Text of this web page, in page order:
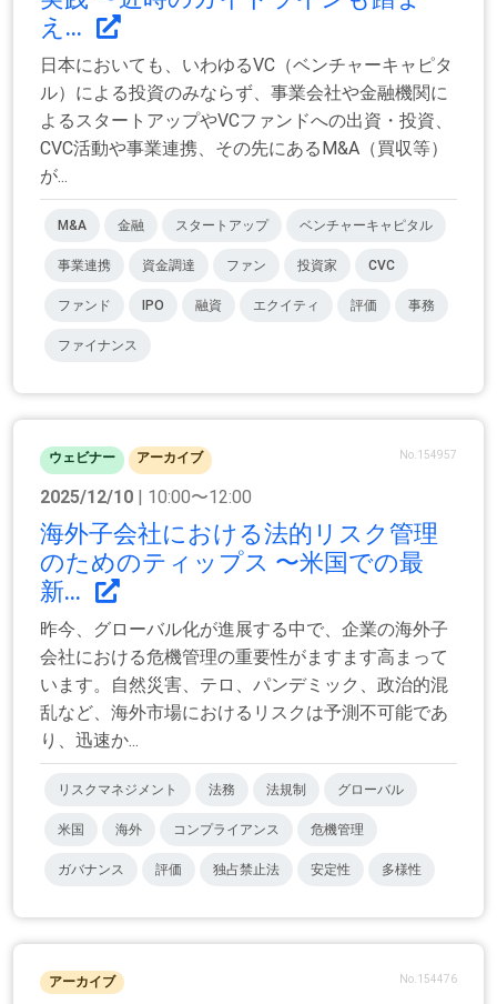
え...
日本においても、いわゆるVC（ベンチャーキャピタ
ル）による投資のみならず、事業会社や金融機関に
よるスタートアップやVCファンドへの出資・投資、
CVC活動や事業連携、その先にあるM&A（買収等）
が...
M&A 金融 スタートアップ ベンチャーキャピタル
事業連携 資金調達 ファン 投資家 CVC
ファンド IPO 融資 エクイティ 評価 事務
ファイナンス
ウェビナー アーカイブ No.154957
2025/12/10 | 10:00〜12:00
海外子会社における法的リスク管理
のためのティップス 〜米国での最
新...
昨今、グローバル化が進展する中で、企業の海外子
会社における危機管理の重要性がますます高まって
います。自然災害、テロ、パンデミック、政治的混
乱など、海外市場におけるリスクは予測不可能であ
り、迅速か...
リスクマネジメント 法務 法規制 グローバル
米国 海外 コンプライアンス 危機管理
ガバナンス 評価 独占禁止法 安定性 多様性
アーカイブ No.154476